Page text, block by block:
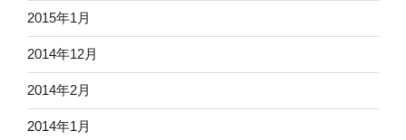
2015年1月
2014年12月
2014年2月
2014年1月